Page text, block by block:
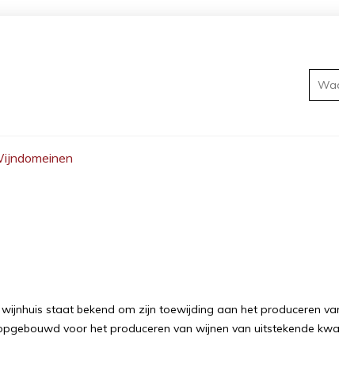
staat bekend om zijn toewijding aan het produceren
voor het produceren van wijnen van uitstekende